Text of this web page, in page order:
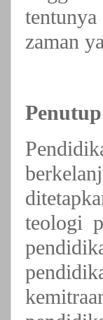
zaman
Penutup
teologi